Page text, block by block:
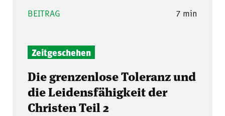
BEITRAG 7 min
Zeitgeschehen
Die grenzenlose Toleranz und
die Leidensfähigkeit der
Christen Teil 2